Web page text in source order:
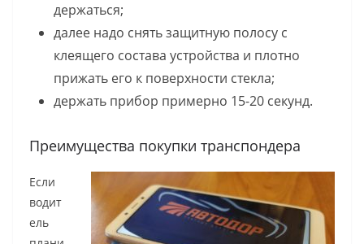
держаться;
далее надо снять защитную полосу с
клеящего состава устройства и плотно
прижать его к поверхности стекла;
держать прибор примерно 15-20 секунд.
Преимущества покупки транспондера
Если
водит
ель